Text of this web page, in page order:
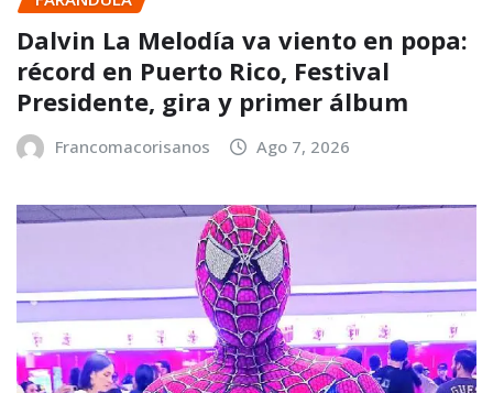
Dalvin La Melodía va viento en popa:
récord en Puerto Rico, Festival
Presidente, gira y primer álbum
Francomacorisanos Ago 7, 2026